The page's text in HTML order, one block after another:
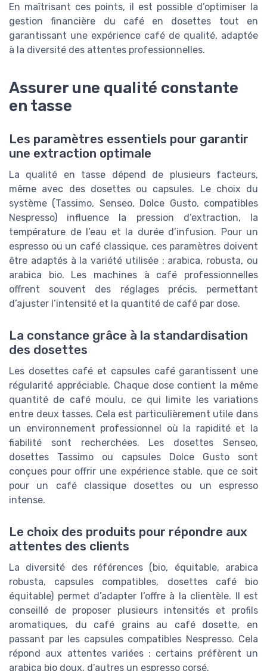
En maîtrisant ces points, il est possible d’optimiser la
gestion financière du café en dosettes tout en
garantissant une expérience café de qualité, adaptée
à la diversité des attentes professionnelles.
Assurer une qualité constante
en tasse
Les paramètres essentiels pour garantir
une extraction optimale
La qualité en tasse dépend de plusieurs facteurs,
même avec des dosettes ou capsules. Le choix du
système (Tassimo, Senseo, Dolce Gusto, compatibles
Nespresso) influence la pression d’extraction, la
température de l’eau et la durée d’infusion. Pour un
espresso ou un café classique, ces paramètres doivent
être adaptés à la variété utilisée : arabica, robusta, ou
arabica bio. Les machines à café professionnelles
offrent souvent des réglages précis, permettant
d’ajuster l’intensité et la quantité de café par dose.
La constance grâce à la standardisation
des dosettes
Les dosettes café et capsules café garantissent une
régularité appréciable. Chaque dose contient la même
quantité de café moulu, ce qui limite les variations
entre deux tasses. Cela est particulièrement utile dans
un environnement professionnel où la rapidité et la
fiabilité sont recherchées. Les dosettes Senseo,
dosettes Tassimo ou capsules Dolce Gusto sont
conçues pour offrir une expérience stable, que ce soit
pour un café classique dosettes ou un espresso
intense.
Le choix des produits pour répondre aux
attentes des clients
La diversité des références (bio, équitable, arabica
robusta, capsules compatibles, dosettes café bio
équitable) permet d’adapter l’offre à la clientèle. Il est
conseillé de proposer plusieurs intensités et profils
aromatiques, du café grains au café dosette, en
passant par les capsules compatibles Nespresso. Cela
répond aux attentes variées : certains préfèrent un
arabica bio doux, d’autres un espresso corsé.